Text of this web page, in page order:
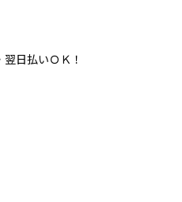
日払いＯＫ！